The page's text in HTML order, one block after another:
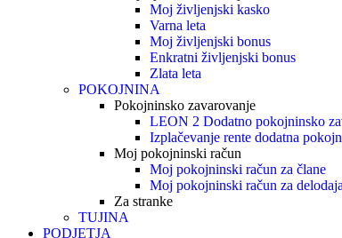
Moj življenjski kasko
Varna leta
Moj življenjski bonus
Enkratni življenjski bonus
Zlata leta
POKOJNINA
Pokojninsko zavarovanje
LEON 2 Dodatno pokojninsko
Izplačevanje rente dodatna
Moj pokojninski račun
Moj pokojninski račun za člane
Moj pokojninski račun za
Za stranke
TUJINA
PODJETJA